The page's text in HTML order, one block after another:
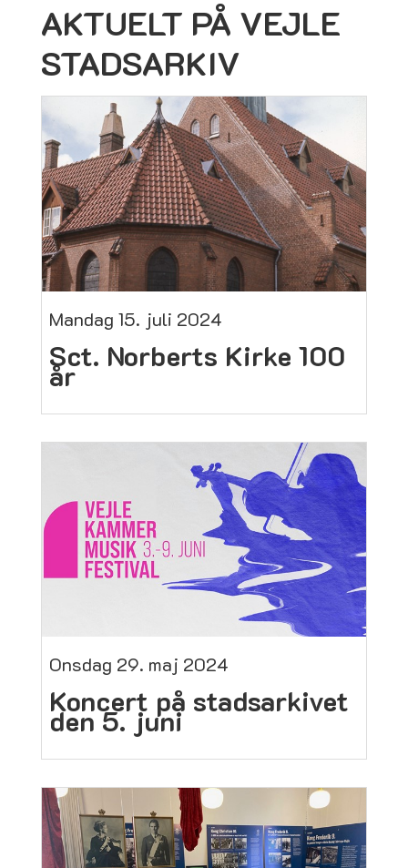
AKTUELT PÅ VEJLE
STADSARKIV
Mandag 15. juli 2024
Sct. Norberts Kirke 100
år
Onsdag 29. maj 2024
Koncert på stadsarkivet
den 5. juni